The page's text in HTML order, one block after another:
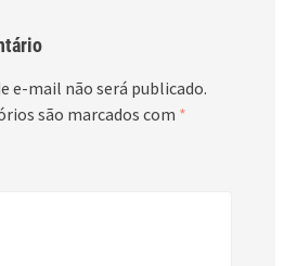
e-mail não será publicado.
são marcados com *